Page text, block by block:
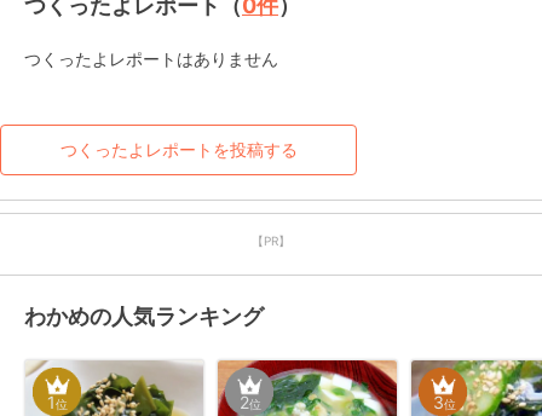
つくったよレポート（0件）
つくったよレポートはありません
つくったよレポートを投稿する
【PR】
わかめの人気ランキング
1位 2位 3位